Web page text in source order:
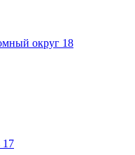
округ 18
17